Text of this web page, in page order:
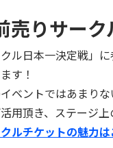
売りサー
クル日本一決定戦」
す！
ベントではあまり
用頂き、ステージ
ルチケットの魅力は